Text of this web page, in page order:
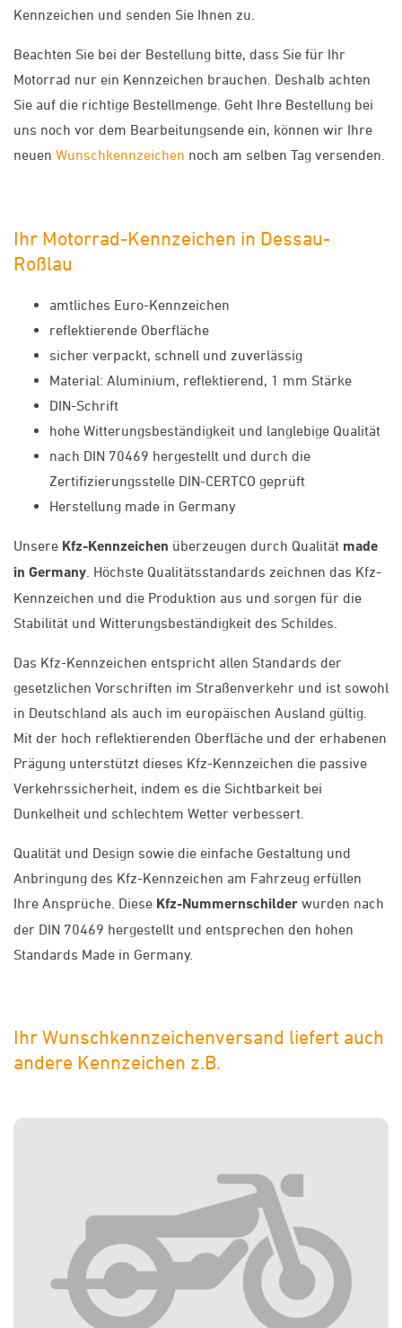
Kennzeichen und senden Sie Ihnen zu.
Beachten Sie bei der Bestellung bitte, dass Sie für Ihr
Motorrad nur ein Kennzeichen brauchen. Deshalb achten
Sie auf die richtige Bestellmenge. Geht Ihre Bestellung bei
uns noch vor dem Bearbeitungsende ein, können wir Ihre
neuen Wunschkennzeichen noch am selben Tag versenden.
Ihr Motorrad-Kennzeichen in Dessau-
Roßlau
amtliches Euro-Kennzeichen
reflektierende Oberfläche
sicher verpackt, schnell und zuverlässig
Material: Aluminium, reflektierend, 1 mm Stärke
DIN-Schrift
hohe Witterungsbeständigkeit und langlebige Qualität
nach DIN 70469 hergestellt und durch die
Zertifizierungsstelle DIN-CERTCO geprüft
Herstellung made in Germany
Unsere Kfz-Kennzeichen überzeugen durch Qualität made
in Germany . Höchste Qualitätsstandards zeichnen das Kfz-
Kennzeichen und die Produktion aus und sorgen für die
Stabilität und Witterungsbeständigkeit des Schildes.
Das Kfz-Kennzeichen entspricht allen Standards der
gesetzlichen Vorschriften im Straßenverkehr und ist sowohl
in Deutschland als auch im europäischen Ausland gültig.
Mit der hoch reflektierenden Oberfläche und der erhabenen
Prägung unterstützt dieses Kfz-Kennzeichen die passive
Verkehrssicherheit, indem es die Sichtbarkeit bei
Dunkelheit und schlechtem Wetter verbessert.
Qualität und Design sowie die einfache Gestaltung und
Anbringung des Kfz-Kennzeichen am Fahrzeug erfüllen
Ihre Ansprüche. Diese Kfz-Nummernschilder wurden nach
der DIN 70469 hergestellt und entsprechen den hohen
Standards Made in Germany.
Ihr Wunschkennzeichenversand liefert auch
andere Kennzeichen z.B.